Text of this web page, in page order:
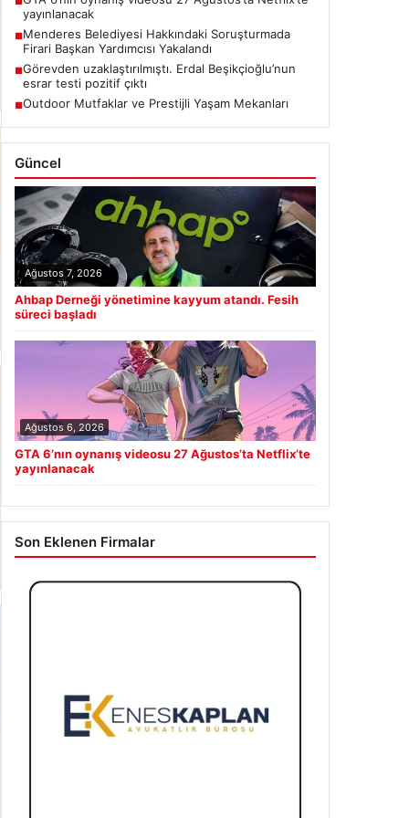
yayınlanacak
■Menderes Belediyesi Hakkındaki Soruşturmada
Firari Başkan Yardımcısı Yakalandı
■Görevden uzaklaştırılmıştı. Erdal Beşikçioğlu’nun
esrar testi pozitif çıktı
■Outdoor Mutfaklar ve Prestijli Yaşam Mekanları
Güncel
Ağustos 7, 2026
Ahbap Derneği yönetimine kayyum atandı. Fesih
süreci başladı
Ağustos 6, 2026
GTA 6’nın oynanış videosu 27 Ağustos’ta Netflix’te
yayınlanacak
Son Eklenen Firmalar